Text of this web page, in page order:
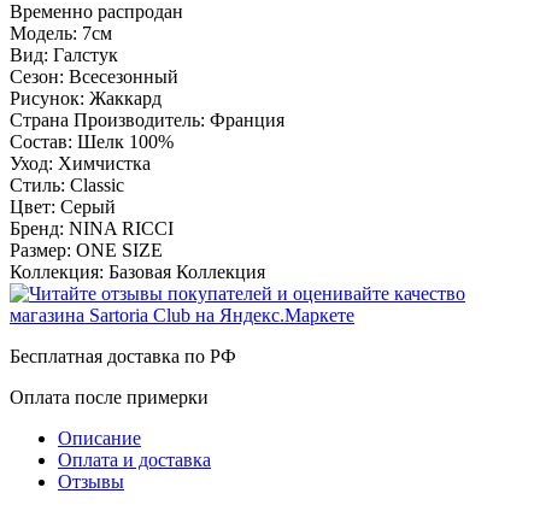
Временно распродан
Модель: 7см
Вид: Галстук
Сезон: Всесезонный
Рисунок: Жаккард
Страна Производитель: Франция
Состав: Шелк 100%
Уход: Химчистка
Стиль: Classic
Цвет: Серый
Бренд: NINA RICCI
Размер: ONE SIZE
Коллекция: Базовая Коллекция
Бесплатная доставка по РФ
Оплата после примерки
Описание
Оплата и доставка
Отзывы